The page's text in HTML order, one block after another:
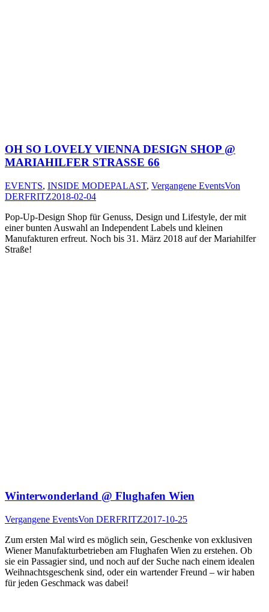
OH SO LOVELY VIENNA DESIGN SHOP @
MARIAHILFER STRASSE 66
EVENTS, INSIDE MODEPALAST, Vergangene EventsVon
DERFRITZ2018-02-04
Pop-Up-Design Shop für Genuss, Design und Lifestyle, der mit
einer bunten Auswahl an Independent Labels und kleinen
Manufakturen erfreut. Noch bis 31. März 2018 auf der Mariahilfer
Straße!
Winterwonderland @ Flughafen Wien
Vergangene EventsVon DERFRITZ2017-10-25
Zum ersten Mal wird es möglich sein, Geschenke von exklusiven
Wiener Manufakturbetrieben am Flughafen Wien zu erstehen. Ob
sie ein Passagier sind, und noch auf der Suche nach einem idealen
Weihnachtsgeschenk sind, oder ein wartender Freund – wir haben
für jeden Geschmack was dabei!